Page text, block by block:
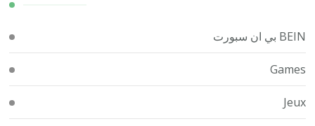
BEIN بي ان سبورت
Games
Jeux